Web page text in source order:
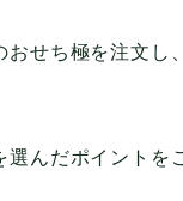
せち極を注文し
んだポイントを